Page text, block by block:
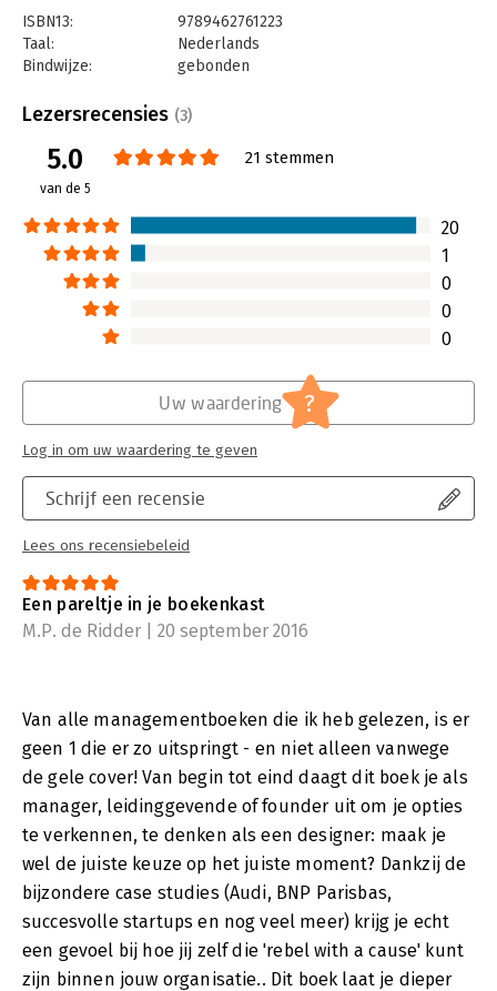
ISBN13:
9789462761223
Taal:
Nederlands
Bindwijze:
gebonden
Uitgever:
Boom
Verschijningsdatum:
17-9-2016
Hoofdrubriek:
Serie:
Business Model Generatie
Lezersrecensies (3)
5.0
van de 5
21 stemmen
20
1
0
0
0
Schrijf een recensie
Lees ons recensiebeleid
Uw waardering ?
Log in om uw waardering te geven
Een pareltje in je boekenkast
M.P. de Ridder | 20 september 2016
Van alle managementboeken die ik heb gelezen, is er
geen 1 die er zo uitspringt - en niet alleen vanwege
de gele cover! Van begin tot eind daagt dit boek je als
manager, leidinggevende of founder uit om je opties
te verkennen, te denken als een designer: maak je
wel de juiste keuze op het juiste moment? Dankzij de
bijzondere case studies (Audi, BNP Parisbas,
succesvolle startups en nog veel meer) krijg je echt
een gevoel bij hoe jij zelf die 'rebel with a cause' kunt
zijn binnen jouw organisatie.. Dit boek laat je dieper